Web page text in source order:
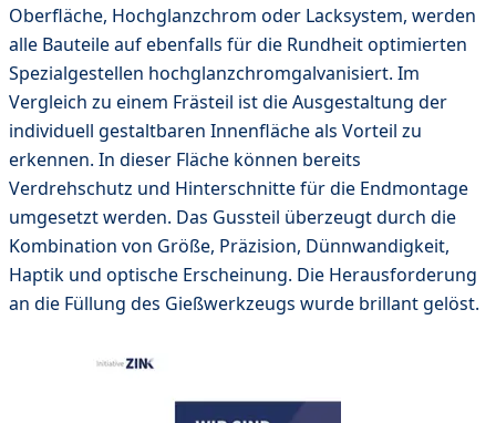
Oberfläche, Hochglanzchrom oder Lacksystem, werden
alle Bauteile auf ebenfalls für die Rundheit optimierten
Spezialgestellen hochglanzchromgalvanisiert. Im
Vergleich zu einem Frästeil ist die Ausgestaltung der
individuell gestaltbaren Innenfläche als Vorteil zu
erkennen. In dieser Fläche können bereits
Verdrehschutz und Hinterschnitte für die Endmontage
umgesetzt werden. Das Gussteil überzeugt durch die
Kombination von Größe, Präzision, Dünnwandigkeit,
Haptik und optische Erscheinung. Die Herausforderung
an die Füllung des Gießwerkzeugs wurde brillant gelöst.